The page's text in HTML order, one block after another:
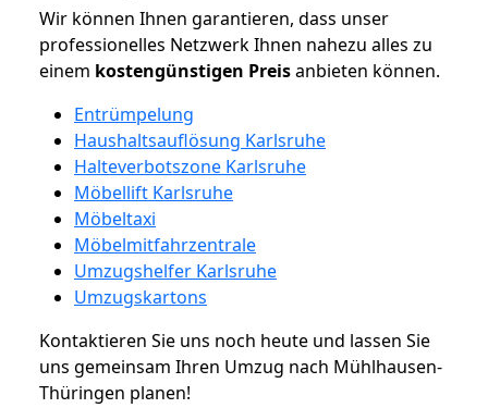
Wir können Ihnen garantieren, dass unser
professionelles Netzwerk Ihnen nahezu alles zu
einem kostengünstigen Preisanbieten können.
Entrümpelung
Haushaltsauflösung Karlsruhe
Halteverbotszone Karlsruhe
Möbellift Karlsruhe
Möbeltaxi
Möbelmitfahrzentrale
Umzugshelfer Karlsruhe
Umzugskartons
Kontaktieren Sie uns noch heute und lassen Sie
uns gemeinsam Ihren Umzug nach Mühlhausen-
Thüringen planen!